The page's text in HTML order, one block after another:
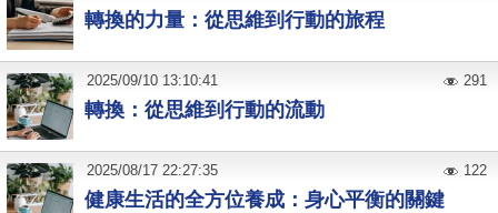
轉換的力量：從思維到行動的旅程
轉換：從思維到行動的流動
2025/09/10 13:10:41 291
健康生活的全方位養成：身心平衡的關鍵
2025/08/17 22:27:35 122